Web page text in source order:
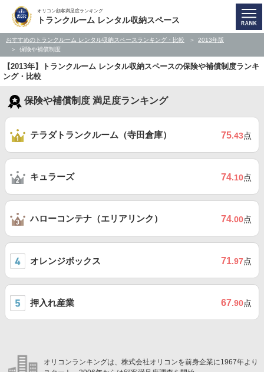
オリコン顧客満足度ランキング
トランクルーム レンタル収納スペース
おすすめのトランクルーム レンタル収納スペースランキング・比較
2013年版
保険や補償制度
【2013年】トランクルーム レンタル収納スペースの保険や補償制度ランキ
ング・比較
保険や補償制度 満足度ランキング
テラダトランクルーム（寺田倉庫） 75.43点
キュラーズ 74.10点
ハローコンテナ（エリアリンク） 74.00点
オレンジボックス 71.97点
押入れ産業 67.90点
オリコンランキングは、株式会社オリコンを前身企業に1967年より